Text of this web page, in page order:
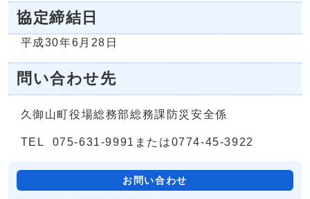
協定締結日
平成30年6月28日
問い合わせ先
久御山町役場総務部総務課防災安全係
TEL 075-631-9991または0774-45-3922
お問い合わせ